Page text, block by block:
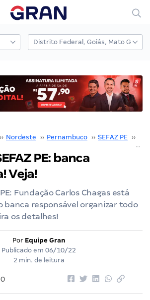
›› Nordeste ›› Pernambuco ›› SEFAZ PE ››
PE: banca
Veja!
Fundação Carlos Chagas está
banca responsável organizar todo
os detalhes!
Por Equipe Gran
Publicado em 06/10/22
2 min. de leitura
0